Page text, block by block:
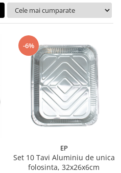
-6%
EP
Set 10 Tavi Aluminiu de unica
folosinta, 32x26x6cm